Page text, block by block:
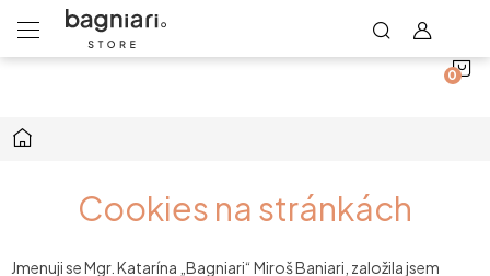
Domů
Cookies na stránkách
Jmenuji se Mgr. Katarína „ Bagniari“ Miroš Baniari, založila jsem